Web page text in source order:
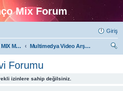
Mix Forum
Giriş
BARIŞ MANÇO MIX MULTIMEDYA FORUMLARI
Multimedya Video Arşivi Forumu
Forumu
izinlere sahip değilsiniz.